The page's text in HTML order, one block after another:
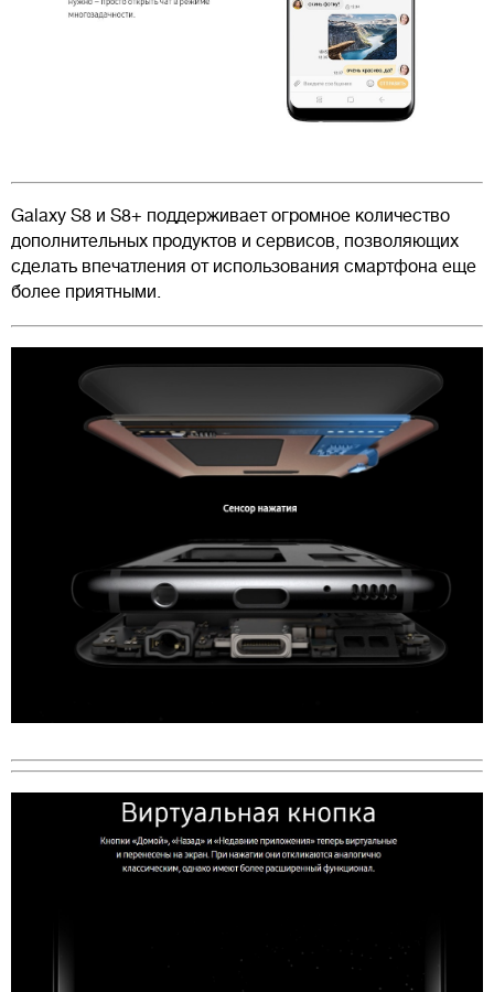
Galaxy S8 и S8+ поддерживает огромное количество
дополнительных продуктов и сервисов, позволяющих
сделать впечатления от использования смартфона еще
более приятными.